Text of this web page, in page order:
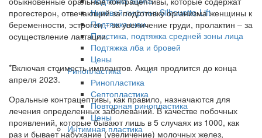
Нитевой лифтинг Silhouette-Lift
Подтяжка шеи
Пластика, подтяжка средней зоны лица
Подтяжка лба и бровей
Цены
Ринопластика ›
Ринопластика
Септопластика
Повторная ринопластика
Цены
Интимная пластика
прогестерон, отвечающий за подготовку организма женщины к
беременности, эстроген – за увеличение груди, пролактин – за
осуществление лактации.
*Включая стоимость имплантов. Акция продлится до конца
апреля 2023.
Оральные контрацептивы, как правило, назначаются для
лечения определенных заболеваний. В качестве побочных
проявлений, которые бывают лишь в 5 случаях из 1000, как
раз и бывает набухание (увеличение) молочных желез,